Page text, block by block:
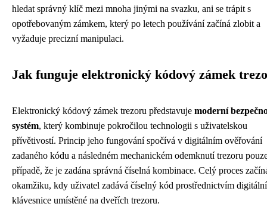
hledat správný klíč mezi mnoha jinými na svazku, ani se trápit s
opotřebovaným zámkem, který po letech používání začíná zlobit a
vyžaduje precizní manipulaci.
Jak funguje elektronický kódový zámek
Elektronický kódový zámek trezoru představuje moderní
systém, který kombinuje pokročilou technologii s uživatelskou
přívětivostí. Princip jeho fungování spočívá v digitálním ověřování
zadaného kódu a následném mechanickém odemknutí trezoru
případě, že je zadána správná číselná kombinace. Celý proces
okamžiku, kdy uživatel zadává číselný kód prostřednictvím digitální
klávesnice umístěné na dveřích trezoru.